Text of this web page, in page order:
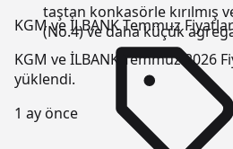
KGM ve İLBANK Temmuz
KGM ve İLBANK Temmuz 2026
yüklendi.
1 ay önce
taştan konkasörle kırılmış
(No.4) ve daha küçük